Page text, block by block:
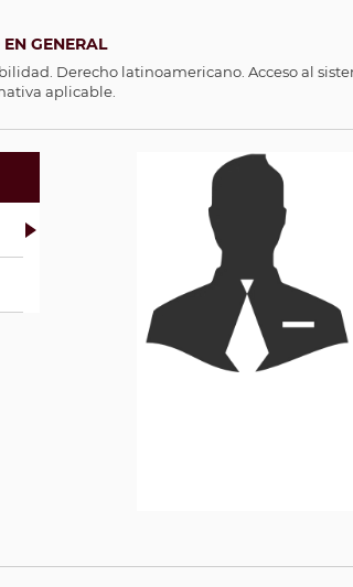
GENERAL
Derecho latinoamericano. Acceso al
aplicable.
Doctorado en
(Argentina), y otros
Costa Rica, entre
Constitucional y
del Instituto de
Humanos, Facultad
Cuyo; entre otras.
(UBA) y (ii) en